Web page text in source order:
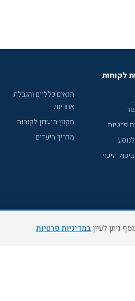
לקוחות
פרטיות
וזיכוי
תנאים כלליים והגבלת
אחריות
תקנון מועדון לקוחות
מדריך היעדים
במדיניות פרטיות